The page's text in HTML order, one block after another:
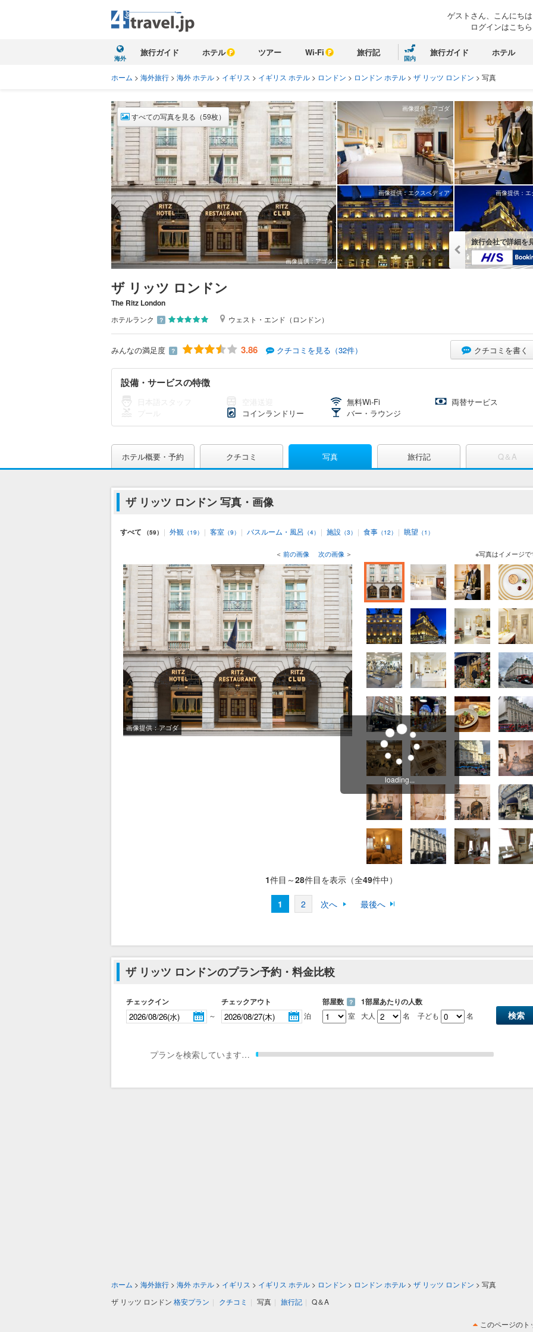
ゲストさん、こんにちは
ログインはこちら
海外
旅行ガイド ホテル ツアー Wi-Fi 旅行記
国内
旅行ガイド ホテル
ホーム > 海外旅行 > 海外 ホテル > イギリス > イギリス ホテル > ロンドン > ロンドン ホテル > ザ リッツ ロンドン > 写真
画像提供：アゴダ
すべての写真を見る（59枚）
画像提供：アゴダ 画像
画像提供：エクスペディア 画像提供：
旅行会社で詳細を
ザ リッツ ロンドン
The Ritz London
ホテルランク ？ ウェスト・エンド（ロンドン）
みんなの満足度 ？ 3.86 クチコミを見る（32件） クチコミを書く
設備・サービスの特徴
無料Wi-Fi
両替サービス
コインランドリー バー・ラウンジ
ホテル概要・予約 クチコミ 写真 旅行記 Q＆A
ザ リッツ ロンドン 写真・画像
すべて （59） | 外観 （19） | 客室 （9） | バスルーム・風呂 （4） | 施設 （3） | 食事 （12） | 眺望 （1）
＜ 前の画像 次の画像 ＞
画像提供：アゴダ
※写真はイメージで
1件目～28件目を表示（全49件中）
1 2 次へ 最後へ
ザ リッツ ロンドンのプラン予約・料金比較
チェックイン
～
チェックアウト
泊
部屋数 ？
室
1部屋あたりの人数
大人 名 子ども 名
プランを検索しています…
loading...
ホーム > 海外旅行 > 海外 ホテル > イギリス > イギリス ホテル > ロンドン > ロンドン ホテル > ザ リッツ ロンドン > 写真
ザ リッツ ロンドン 格安プラン | クチコミ | 写真 | 旅行記 | Q＆A
このページのト